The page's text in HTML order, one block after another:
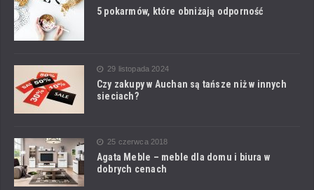
5 pokarmów, które obniżają odporność
29 listopada 2024
Czy zakupy w Auchan są tańsze niż w innych
sieciach?
25 czerwca 2018
Agata Meble – meble dla domu i biura w
dobrych cenach